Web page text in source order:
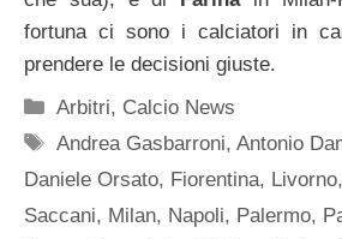
fortuna ci sono i calciatori in
prendere le decisioni giuste.
Categorie
Arbitri, Calcio News
Tag
Andrea Gasbarroni,Antonio
Daniele Orsato, Fiorentina, Livorno,
Saccani, Milan, Napoli, Palermo,